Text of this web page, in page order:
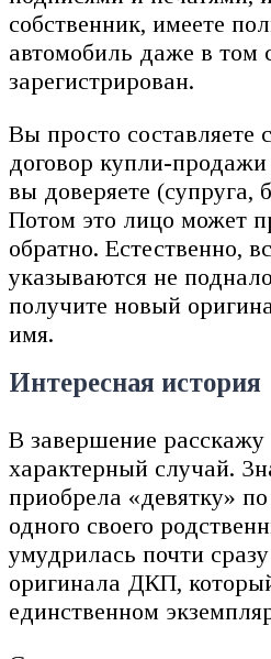
собственник, имеете
автомобиль даже в том
зарегистрирован.
Вы просто составляете
договор купли-
вы доверяете (супруга,
Потом это лицо может
обратно. Естественно,
указываются не
получите новый
имя.
Интересная история
В завершение
характерный случай.
приобрела «девятку»
одного своего
умудрилась почти
оригинала ДКП,
единственном